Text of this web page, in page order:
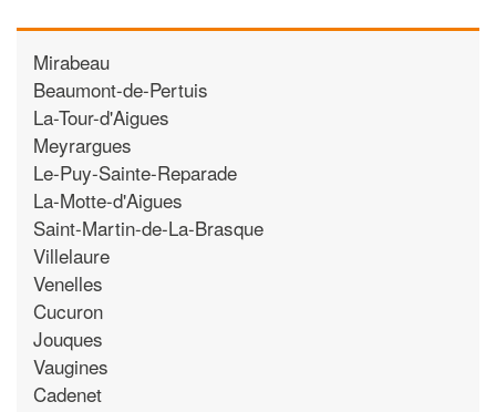
Mirabeau
Beaumont-de-Pertuis
La-Tour-d'Aigues
Meyrargues
Le-Puy-Sainte-Reparade
La-Motte-d'Aigues
Saint-Martin-de-La-Brasque
Villelaure
Venelles
Cucuron
Jouques
Vaugines
Cadenet